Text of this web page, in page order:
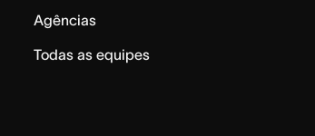
Agências
Todas as equipes